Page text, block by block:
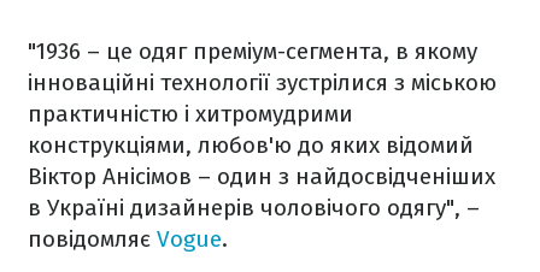
"1936 – це одяг преміум-сегмента, в якому
інноваційні технології зустрілися з міською
практичністю і хитромудрими
конструкціями, любов'ю до яких відомий
Віктор Анісімов – один з найдосвідченіших
в Україні дизайнерів чоловічого одягу", –
повідомляє Vogue.